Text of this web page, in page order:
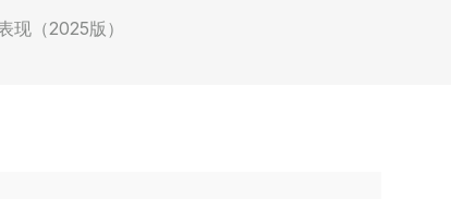
现（2025版）